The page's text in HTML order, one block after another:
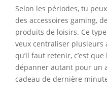
Selon les périodes, tu
des accessoires gaming,
produits de loisirs. Ce
veux centraliser plusieurs
qu’il faut retenir, c’est
dépanner autant pour un
cadeau de dernière